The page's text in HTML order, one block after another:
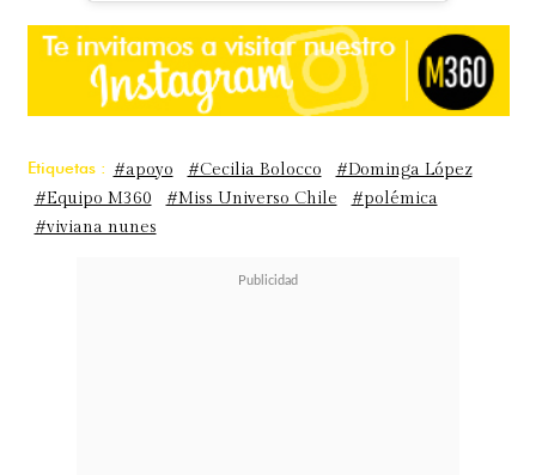
Etiquetas : #apoyo #Cecilia Bolocco
#Dominga López
#Equipo M360
#Miss Universo Chile
#polémica
#viviana nunes